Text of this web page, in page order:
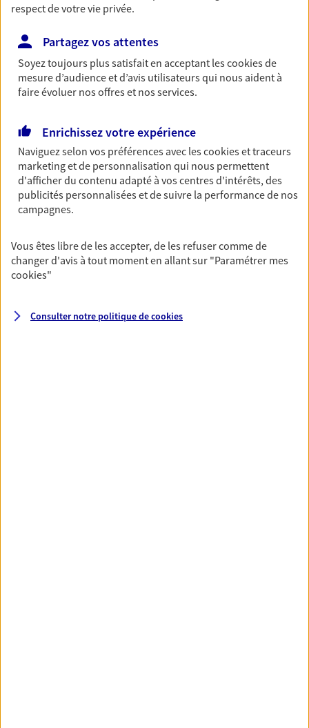
Virus, piratage, malveillance… protégez-vous et
votre entreprise des nouvelles menaces
informatiques avec l'assurance Cyber-risques.
Découvrir l'offre Assurance Cyber-risques
Responsabilité du dirigeant
Le contrat Responsabilité du Dirigeant vous
cause personnelle.
respect de votre vie privée.
Partagez vos attentes
Soyez toujours plus satisfait en acceptant lescookiesde
mesure d’audience et d’avis utilisateurs qui nous aident à
faire évoluer nos offres et nos services.
Enrichissez votre expérience
Naviguez selon vos préférences avec lescookies et traceurs
marketing et de personnalisation qui nous permettent
d'afficher du contenu adapté à vos centres d'intérêts, des
publicités personnalisées et de suivre la performance de nos
campagnes.
Vous êtes libre de les accepter, de les refuser comme de
changer d'avis à tout moment en allant sur "Paramétrer mes
cookies"
Consulter notre politique decookies